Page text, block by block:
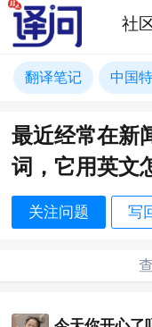
社
翻译笔记 中国
最近经常在新
词，它用英文
关注问题 写